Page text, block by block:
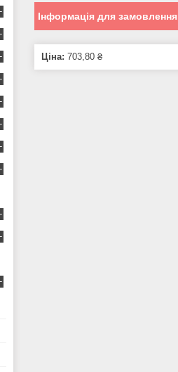
Інформація для замовлення
Ціна: 703,80 ₴